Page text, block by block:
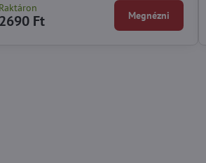
Raktáron
2690 Ft Megnézni